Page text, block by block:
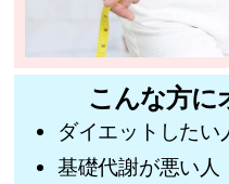
こんな方に
ダイエットしたい
基礎代謝が悪い人